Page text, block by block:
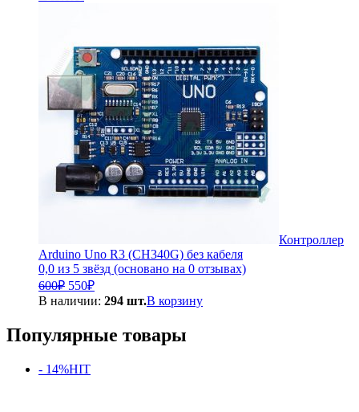
Контроллер
Arduino Uno R3 (CH340G) без кабеля
0,0 из 5 звёзд (основано на 0 отзывах)
600₽ Первоначальная
цена
550₽Текущая
цена:
В наличии: 294 шт.В корзину
Популярные товары
- 14%HIT